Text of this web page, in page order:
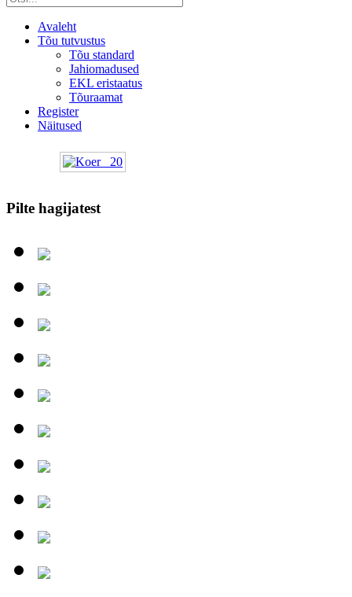
Avaleht
Tõu tutvustus
Tõu standard
Jahiomadused
EKL eristaatus
Tõuraamat
Register
Näitused
Pilte hagijatest